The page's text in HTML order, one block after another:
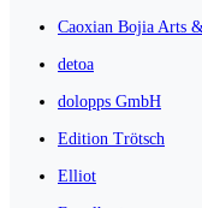
Caoxian Bojia Arts
detoa
dolopps GmbH
Edition Trötsch
Elliot